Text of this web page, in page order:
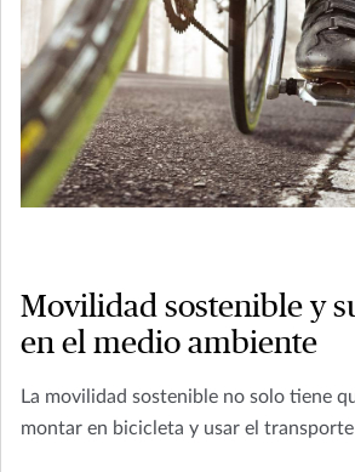
Movilidad sostenible y
en el medio ambiente
La movilidad sostenible no solo tiene
montar en bicicleta y usar el